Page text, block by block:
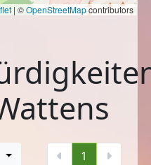
| ©OpenStreetMapcontributors
1